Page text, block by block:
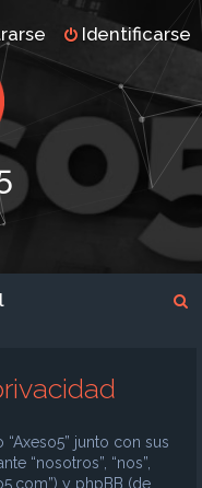
Identificarse
junto con sus
“nosotros”, “nos”,
y phpBB (de